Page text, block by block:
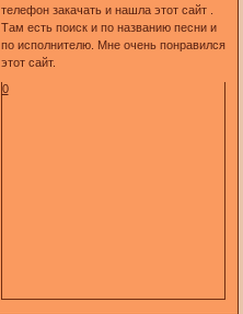
телефон закачать и нашла этот сайт .
Там есть поиск и по названию песни и
по исполнителю. Мне очень понравился
этот сайт.
0